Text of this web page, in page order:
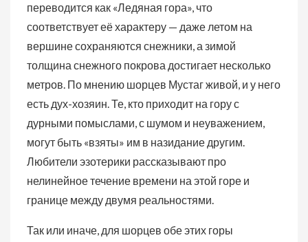
переводится как «Ледяная гора», что
соответствует её характеру — даже летом на
вершине сохраняются снежники, а зимой
толщина снежного покрова достигает несколько
метров. По мнению шорцев Мустаг живой, и у него
есть дух-хозяин. Те, кто приходит на гору с
дурными помыслами, с шумом и неуважением,
могут быть «взяты» им в назидание другим.
Любители эзотерики рассказывают про
нелинейное течение времени на этой горе и
границе между двумя реальностями.
Так или иначе, для шорцев обе этих горы